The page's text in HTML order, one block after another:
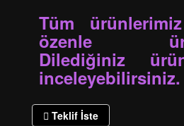
Tüm
özenle
Dilediğiniz
inceleyebilirsiniz.
Teklif İste